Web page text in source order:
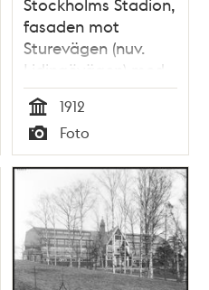
Stockholms Stadion,
fasaden mot
Sturevägen (nuv.
Lidingövägen) med
Klocktornet
Tid
1912
Typ
Foto